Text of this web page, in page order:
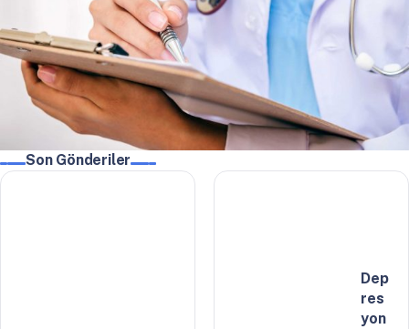
Son Gönderiler
Dep
res
yon